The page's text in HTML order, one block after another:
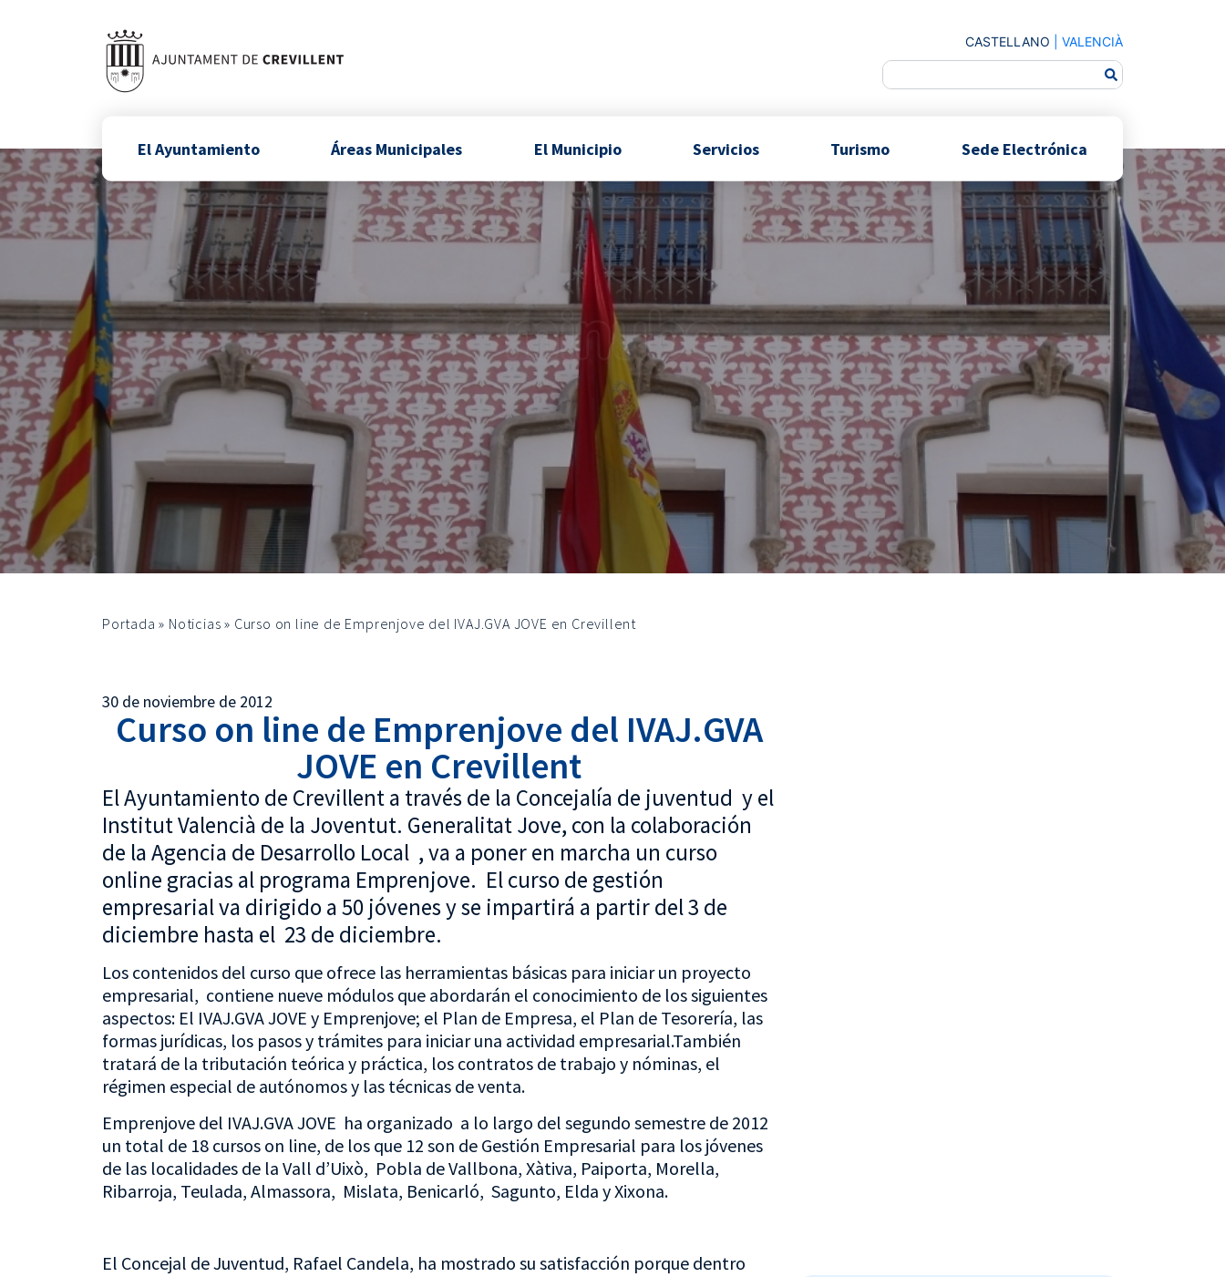
CASTELLANO VALENCIÀ
El Ayuntamiento Áreas Municipales El Municipio Servicios Turismo Sede Electrónica
Portada » Noticias » Curso on line de Emprenjove del IVAJ.GVA JOVE en Crevillent
30 de noviembre de 2012
Curso on line de Emprenjove del IVAJ.GVA
JOVE en Crevillent
El Ayuntamiento de Crevillent a través de la Concejalía de juventud y el
Institut Valencià de la Joventut. Generalitat Jove, con la colaboración
de la Agencia de Desarrollo Local , va a poner en marcha un curso
online gracias al programa Emprenjove. El curso de gestión
empresarial va dirigido a 50 jóvenes y se impartirá a partir del 3 de
diciembre hasta el 23 de diciembre.
Los contenidos del curso que ofrece las herramientas básicas para iniciar un proyecto
empresarial, contiene nueve módulos que abordarán el conocimiento de los siguientes
aspectos: El IVAJ.GVA JOVE y Emprenjove; el Plan de Empresa, el Plan de Tesorería, las
formas jurídicas, los pasos y trámites para iniciar una actividad empresarial.También
tratará de la tributación teórica y práctica, los contratos de trabajo y nóminas, el
régimen especial de autónomos y las técnicas de venta.
Emprenjove del IVAJ.GVA JOVE ha organizado a lo largo del segundo semestre de 2012
un total de 18 cursos on line, de los que 12 son de Gestión Empresarial para los jóvenes
de las localidades de la Vall d’Uixò, Pobla de Vallbona, Xàtiva, Paiporta, Morella,
Ribarroja, Teulada, Almassora, Mislata, Benicarló, Sagunto, Elda y Xixona.
El Concejal de Juventud, Rafael Candela, ha mostrado su satisfacción porque dentro